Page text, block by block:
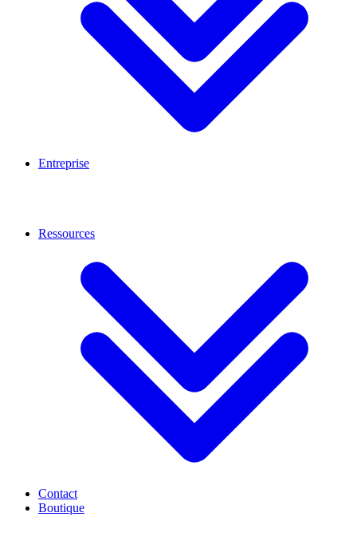
Entreprise
Contact
Boutique
Ressources